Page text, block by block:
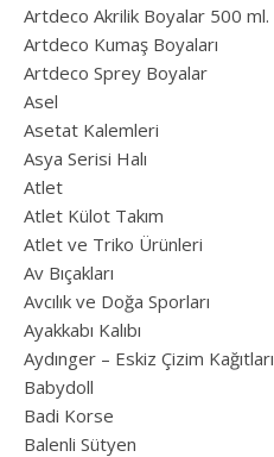
Artdeco Akrilik Boyalar 500 ml.
Artdeco Kumaş Boyaları
Artdeco Sprey Boyalar
Asel
Asetat Kalemleri
Asya Serisi Halı
Atlet
Atlet Külot Takım
Atlet ve Triko Ürünleri
Av Bıçakları
Avcılık ve Doğa Sporları
Ayakkabı Kalıbı
Aydınger – Eskiz Çizim Kağıtları
Babydoll
Badi Korse
Balenli Sütyen